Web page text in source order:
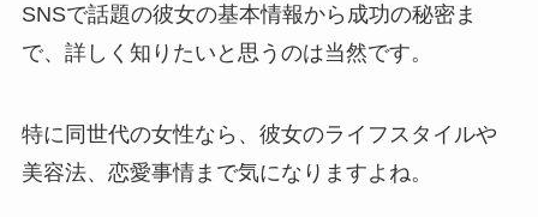
SNSで話題の彼女の基本情報から成功の秘密ま
で、詳しく知りたいと思うのは当然です。
特に同世代の女性なら、彼女のライフスタイルや
美容法、恋愛事情まで気になりますよね。